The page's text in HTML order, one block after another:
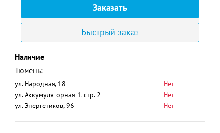
Заказать
Быстрый заказ
Наличие
Тюмень:
ул. Народная, 18
Нет
ул. Аккумуляторная 1, стр. 2
Нет
ул. Энергетиков, 96
Нет